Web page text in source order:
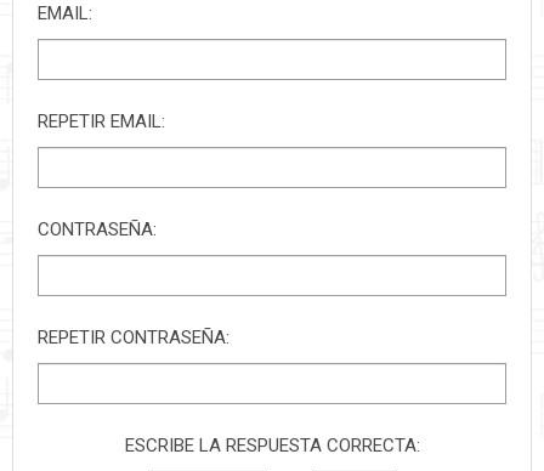
EMAIL:
REPETIR EMAIL:
CONTRASEÑA:
REPETIR CONTRASEÑA:
ESCRIBE LA RESPUESTA CORRECTA: